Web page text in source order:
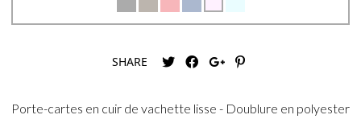
SHARE
Porte-cartes en cuir de vachette lisse - Doublure en polyester